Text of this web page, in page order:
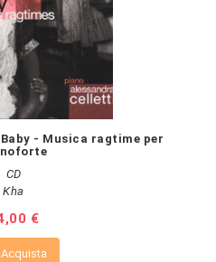
- Musica ragtime per
CD
Kha
€
Acquista